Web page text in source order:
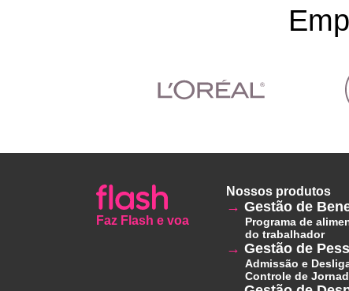
Faz Flash e voa
Nossos produtos
Gestão de
Programa de
do trabalhador
Gestão de
Admissão e
Controle de